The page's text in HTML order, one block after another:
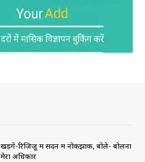
खड़गे-रिजिजू में सदन में नोकझोंक, बोले- बोलना
मेरा अधिकार